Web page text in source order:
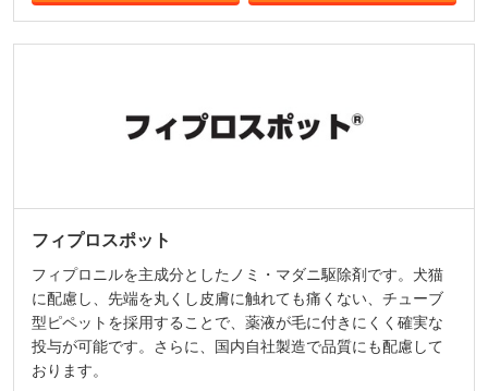
フィプロスポット
フィプロニルを主成分としたノミ・マダニ駆除剤です。犬猫
に配慮し、先端を丸くし皮膚に触れても痛くない、チューブ
型ピペットを採用することで、薬液が毛に付きにくく確実な
投与が可能です。さらに、国内自社製造で品質にも配慮して
おります。